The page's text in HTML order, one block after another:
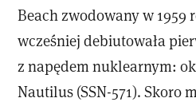
Beach zwodowany w 1959
wcześniej debiutowała
z napędem nuklearnym:
Nautilus (SSN-571). Skoro